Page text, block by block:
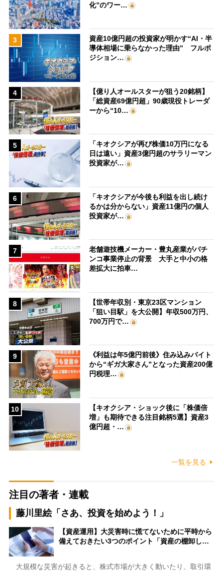
化”のワー…
3
資産10億円超の投資家が明かす“AI・半
導体相場に乗らなかった理由” フルポ
ジション…
4
【億り人オールスターが狙う20銘柄】
「総資産69億円超」90歳現役トレーダ
ーから“10…
5
「キオクシアが再び株価10万円になる
日は遠い」資産3億円超のサラリーマン
投資家が…
6
「キオクシアが今後も利益を出し続け
るかは分からない」資産11億円の個人
投資家が…
7
老舗遊技機メーカー・豊丸産業がパチ
ンコ事業停止の背景 大手と中小の格
差拡大に拍車…
8
【世帯年収別・東京23区マンション
「狙い目駅」を大公開】年収500万円、
700万円で…
9
《利益は年5億円前後》住み込みバイト
から“ギガ大家さん”となった資産200億
円税理…
10
【キオクシア・ショック後に「株価倍
増」も期待できる注目銘柄5選】資産3
億円超・…
一覧を見る
注目の著者・連載
藤川里絵「さあ、投資を始めよう！」
【資産運用】大災害時に慌てないために平時から
備えておきたい3つのポイント「資産の棚卸し…
大規模な災害が起きると、株式市場が大きく動いたり、取引環